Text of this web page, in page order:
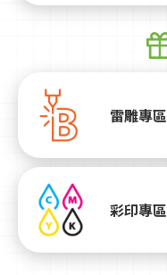
雷雕專區
彩印專區